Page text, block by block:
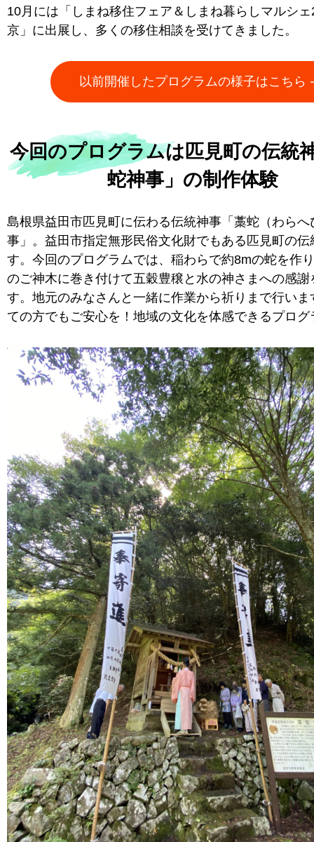
10月には「しまね移住フェア＆しまね暮らしマルシ
京」に出展し、多くの移住相談を受けてきました。
以前開催したプログラムの様子はこちら
今回のプログラムは匹見町の伝統
蛇神事」の制作体験
島根県益田市匹見町に伝わる伝統神事「藁蛇（わらへ
事」。益田市指定無形民俗文化財でもある匹見町の伝
す。今回のプログラムでは、稲わらで約8mの蛇を作
のご神木に巻き付けて五穀豊穣と水の神さまへの感謝
す。地元のみなさんと一緒に作業から祈りまで行いま
ての方でもご安心を！地域の文化を体感できるプログ